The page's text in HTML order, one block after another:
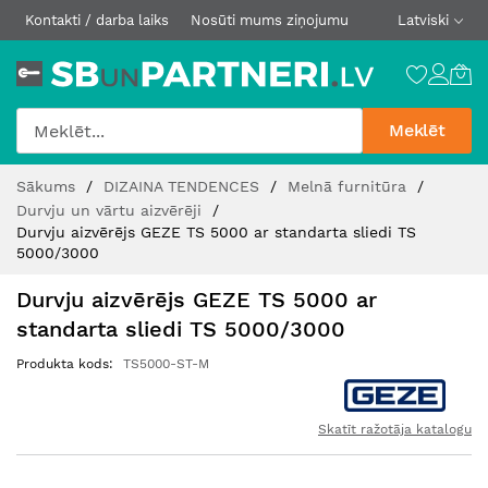
Kontakti / darba laiks Nosūti mums ziņojumu Latviski
Meklēt
Content
Sākums DIZAINA TENDENCES
Melnā furnitūra
Durvju un vārtu aizvērēji
Durvju aizvērējs GEZE TS 5000 ar standarta sliedi TS
5000/3000
Durvju aizvērējs GEZE TS 5000 ar
standarta sliedi TS 5000/3000
Produkta kods TS5000-ST-M
Skatīt ražotāja katalogu